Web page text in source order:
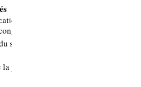
de
service
position